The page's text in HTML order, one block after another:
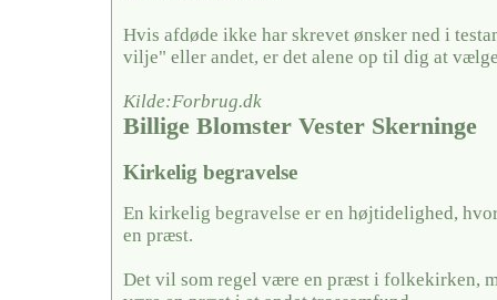
Hvis afdøde ikke har skrevet ønsker ned i
vilje" eller andet, er det alene op til dig at
Kilde:Forbrug.dk
Billige Blomster Vester Skerninge
Kirkelig begravelse
En kirkelig begravelse er en højtidelighed,
en præst.
Det vil som regel være en præst i folkekirken,